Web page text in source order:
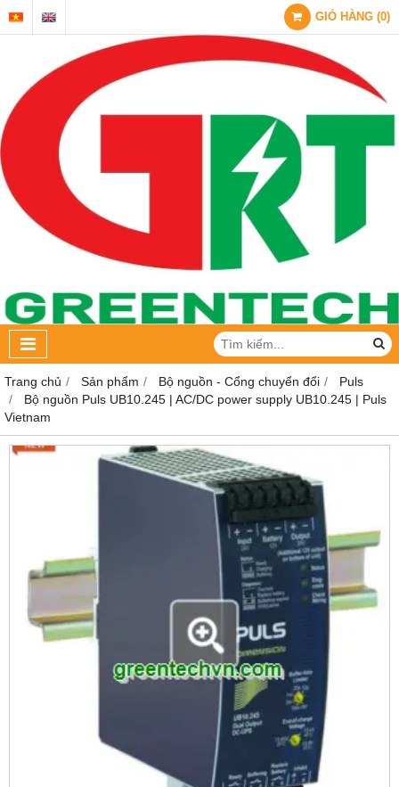
GIỎ HÀNG (0)
Trang chủ Sản phẩm Bộ nguồn - Cổng chuyển đổi
Puls
Bộ nguồn Puls UB10.245 | AC/DC power supply UB10.245 | Puls
Vietnam